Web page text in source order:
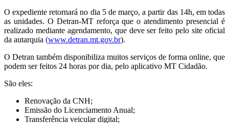
O expediente retornará no dia 5 de março, a partir das 14h, em todas
as unidades. O Detran-MT reforça que o atendimento presencial é
realizado mediante agendamento, que deve ser feito pelo site oficial
da autarquia (www.detran.mt.gov.br).
O Detran também disponibiliza muitos serviços de forma online, que
podem ser feitos 24 horas por dia, pelo aplicativo MT Cidadão.
São eles:
Renovação da CNH;
Emissão do Licenciamento Anual;
Transferência veicular digital;